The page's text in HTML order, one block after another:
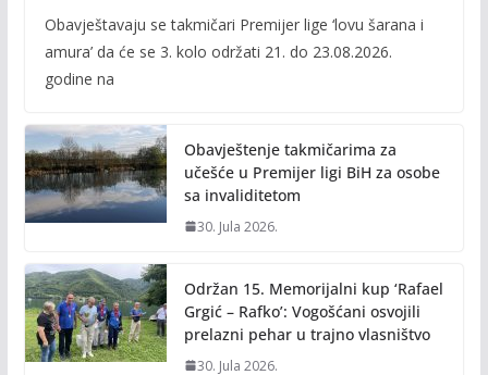
e
b
o
k
ittai p
n
k
Obavještavaju se takmičari Premijer lige ‘lovu šarana i
amura’ da će se 3. kolo održati 21. do 23.08.2026.
godine na
Obavještenje takmičarima za
učešće u Premijer ligi BiH za osobe
sa invaliditetom
30. Jula 2026.
Održan 15. Memorijalni kup ‘Rafael
Grgić – Rafko’: Vogošćani osvojili
prelazni pehar u trajno vlasništvo
30. Jula 2026.